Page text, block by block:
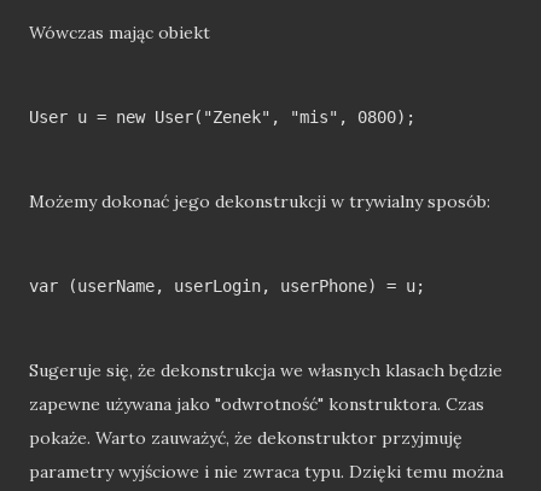
Wówczas mając obiekt
User u = new User("Zenek", "mis", 0800);
Możemy dokonać jego dekonstrukcji w trywialny sposób:
var (userName, userLogin, userPhone) = u;
Sugeruje się, że dekonstrukcja we własnych klasach będzie
zapewne używana jako "odwrotność" konstruktora. Czas
pokaże. Warto zauważyć, że dekonstruktor przyjmuję
parametry wyjściowe i nie zwraca typu. Dzięki temu można